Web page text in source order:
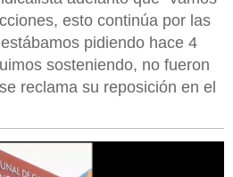
esto continúa por las
pidiendo hace 4
sosteniendo, no fueron
reclama su reposición en el